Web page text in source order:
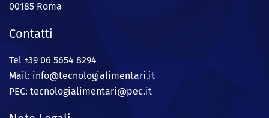
00185 Roma
Contatti
Tel +39 06 5654 8294
Mail: info@tecnologialimentari.it
PEC: tecnologialimentari@pec.it